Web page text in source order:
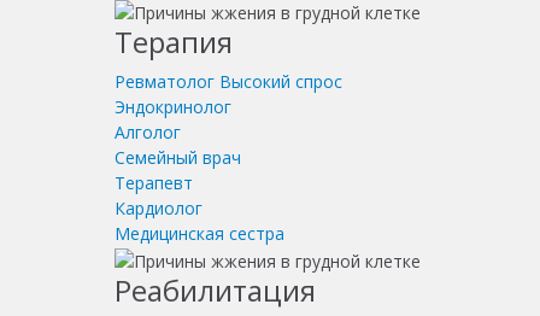
Терапия
Ревматолог Высокий спрос
Эндокринолог
Алголог
Семейный врач
Терапевт
Кардиолог
Медицинская сестра
Реабилитация